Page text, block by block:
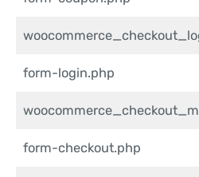
form-login.php
form-checkout.php